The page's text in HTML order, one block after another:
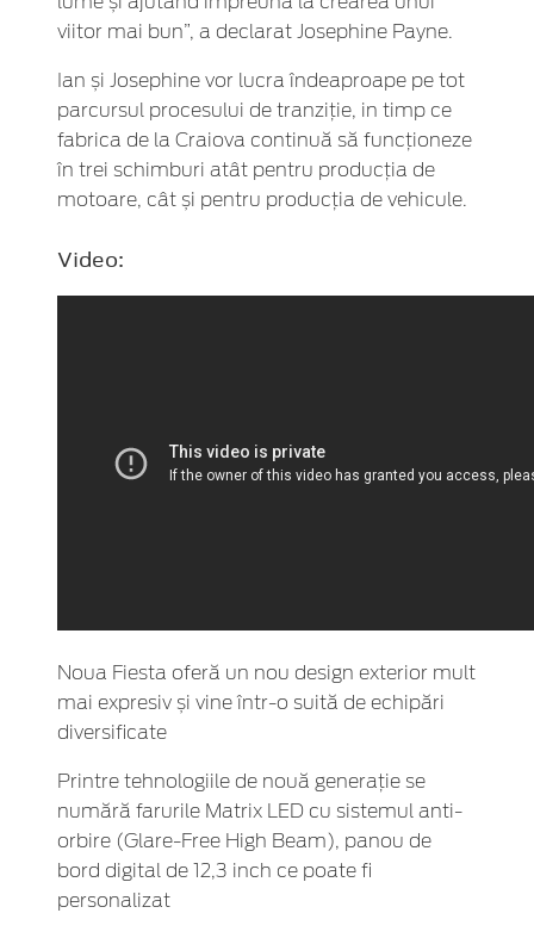
viitor mai bun”, a declarat Josephine Payne.
Ian și Josephine vor lucra îndeaproape pe tot
parcursul procesului de tranziție, in timp ce
fabrica de la Craiova continuă să funcționeze
în trei schimburi atât pentru producția de
motoare, cât și pentru producția de vehicule.
Video:
Noua Fiesta oferă un nou design exterior mult
mai expresiv și vine într-o suită de echipări
diversificate
Printre tehnologiile de nouă generație se
numără farurile Matrix LED cu sistemul anti-
orbire (Glare-Free High Beam), panou de
bord digital de 12,3 inch ce poate fi
personalizat